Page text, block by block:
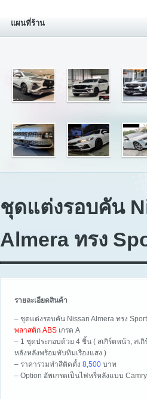
แผนที่ร้าน
ชุดแต่งรอบคัน
Almera ทรง
รายละเอียดสินค้า
– ชุดแต่งรอบคัน Nissan Almera ทรง
พลาสติก ABS เกรด A
– 1 ชุดประกอบด้วย 4 ชิ้น ( สเกิร์ตหน้า, สเกิ
หลังหลังพร้อมทับทิมเรืองแสง )
– ราคารวมทำสีติดตั้ง 8,500 บาท
– Option อัพเกรดเป็นไฟหรี่หลังแบบ Camry